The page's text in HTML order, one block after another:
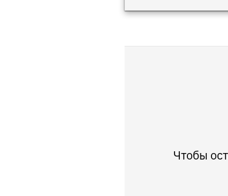
Чтобы